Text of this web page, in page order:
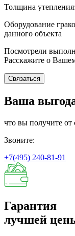
Толщина
Оборудование
данного объекта
Посмотрели
Расскажите о
Связаться
Ваша
что вы получите от
Звоните:
+7(495) 240-81-91
Гарантия
лучшей